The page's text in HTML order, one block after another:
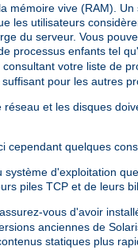
vive (RAM).
les utilisateurs
du serveur. Vous
processus enfants tel
votre liste de
pour les autres
et les disques
quelques
d'exploitation
piles TCP et de leurs
, assurez-vous d'avoir
anciennes de
statiques plus